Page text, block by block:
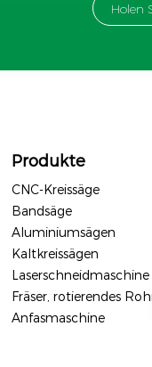
Holen
Produkte
CNC-Kreissäge
Bandsäge
Aluminiumsägen
Kaltkreissägen
Laserschneidmaschine
Fräser, rotierendes
Anfasmaschine